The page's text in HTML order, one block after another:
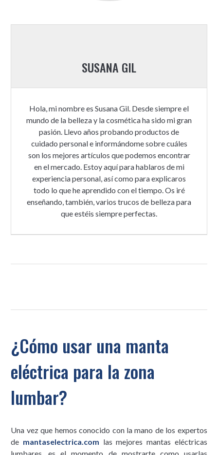
SUSANA GIL
Hola, mi nombre es Susana Gil. Desde siempre el
mundo de la belleza y la cosmética ha sido mi gran
pasión. Llevo años probando productos de
cuidado personal e informándome sobre cuáles
son los mejores artículos que podemos encontrar
en el mercado. Estoy aquí para hablaros de mi
experiencia personal, así como para explicaros
todo lo que he aprendido con el tiempo. Os iré
enseñando, también, varios trucos de belleza para
que estéis siempre perfectas.
¿Cómo usar una manta
eléctrica para la zona
lumbar?
Una vez que hemos conocido con la mano de los expertos
de mantaselectrica.com las mejores mantas eléctricas